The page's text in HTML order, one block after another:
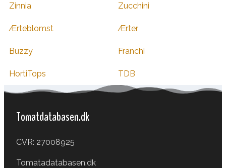
Zinnia Zucchini
Ærteblomst Ærter
Buzzy Franchi
HortiTops TDB
Tomatdatabasen.dk
CVR: 27008925
Tomatadatabasen.dk